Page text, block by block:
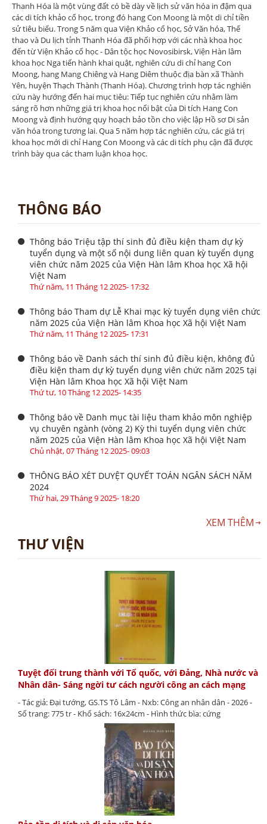
Thanh Hóa là một vùng đất có bề dày về lịch sử văn hóa in đậm qua
các di tích khảo cổ học, trong đó hang Con Moong là một di chỉ tiền
sử tiêu biểu. Trong 5 năm qua Viện Khảo cổ học, Sở Văn hóa, Thể
thao và Du lịch tỉnh Thanh Hóa đã phối hợp với các nhà khoa học
đến từ Viện Khảo cổ học - Dân tộc học Novosibirsk, Viện Hàn lâm
khoa học Nga tiến hành khai quật, nghiên cứu di chỉ hang Con
Moong, hang Mang Chiêng và Hang Diêm thuộc địa bàn xã Thành
Yên, huyện Thạch Thành (Thanh Hóa). Chương trình hợp tác nghiên
cứu này hướng đến hai mục tiêu: Tiếp tục nghiên cứu nhằm làm
sáng rõ hơn những giá trị khoa học nổi bật của Di tích Hang Con
Moong và định hướng quy hoạch bảo tồn cho việc lập Hồ sơ Di sản
văn hóa trong tương lai. Qua 5 năm hợp tác nghiên cứu, các giá trị
khoa học mới di chỉ Hang Con Moong và các di tích phụ cận đã được
trình bày qua các tham luận khoa học.
THÔNG BÁO
Thông báo Triệu tập thí sinh đủ điều kiện tham dự kỳ
tuyển dụng và một số nội dung liên quan kỳ tuyển dụng
viên chức năm 2025 của Viện Hàn lâm Khoa học Xã hội
Việt Nam
Thứ năm, 11 Tháng 12 2025- 17:32
Thông báo Tham dự Lễ Khai mạc kỳ tuyển dụng viên chức
năm 2025 của Viện Hàn lâm Khoa học Xã hội Việt Nam
Thứ năm, 11 Tháng 12 2025- 17:31
Thông báo về Danh sách thí sinh đủ điều kiện, không đủ
điều kiện tham dự kỳ tuyển dụng viên chức năm 2025 tại
Viện Hàn lâm Khoa học Xã hội Việt Nam
Thứ tư, 10 Tháng 12 2025- 14:35
Thông báo về Danh mục tài liệu tham khảo môn nghiệp
vụ chuyên ngành (vòng 2) Kỳ thi tuyển dụng viên chức
năm 2025 của Viện Hàn lâm Khoa học Xã hội Việt Nam
Chủ nhật, 07 Tháng 12 2025- 09:03
THÔNG BÁO XÉT DUYỆT QUYẾT TOÁN NGÂN SÁCH NĂM
2024
Thứ hai, 29 Tháng 9 2025- 18:20
XEM THÊM
THƯ VIỆN
Tuyệt đối trung thành với Tổ quốc, với Đảng, Nhà nước và
Nhân dân- Sáng ngời tư cách người công an cách mạng
- Tác giả: Đại tướng, GS.TS Tô Lâm - Nxb: Công an nhân dân - 2026 -
Số trang: 775 tr - Khổ sách: 16x24cm - Hình thức bìa: cứng